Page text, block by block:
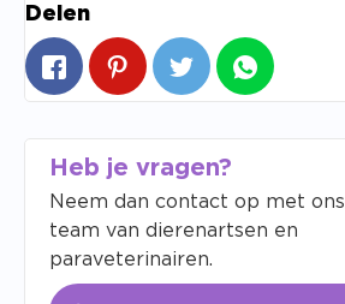
Delen
Heb je vragen?
Neem dan contact op met ons
team van dierenartsen en
paraveterinairen.